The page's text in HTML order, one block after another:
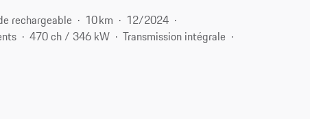
rechargeable 10 km
12/2024
470 ch / 346 kW
Transmission intégrale